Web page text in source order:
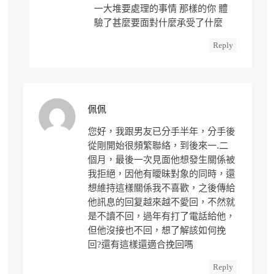
一大堆要處理的事情 那樣的你 體
驗了甚麼要面對什麼承受了什麼
Reply
佩佩
您好，我跟男友已分手半年，分手後
從剛開始很頻繁聯絡，到後來一.二
個月，最後一次見面他想發生關係被
我拒絕，因他有曖昧對象的同時，還
想維持這樣關係我不喜歡，之後傳給
他訊息的回复越來越不愛回，不然就
是不讀不回，過年有打了電話給他，
但他沒接也不回，想了解該如何挽
回?還有這樣還適合挽回嗎
Reply